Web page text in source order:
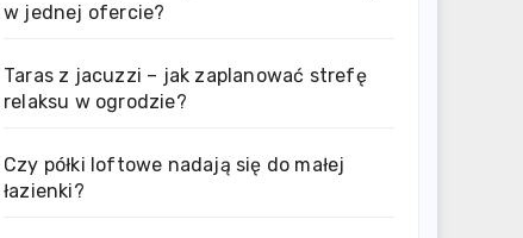
w jednej ofercie?
Taras z jacuzzi – jak zaplanować strefę
relaksu w ogrodzie?
Czy półki loftowe nadają się do małej
łazienki?